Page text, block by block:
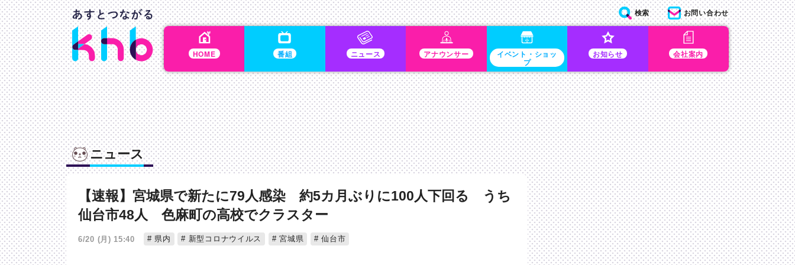
HOME 番組 ニュース アナウンサー イベント・ショッ
プ
お知らせ 会社案内
検索 お問い合わせ
ニュース
【速報】宮城県で新たに79人感染 約5カ月ぶりに100人下回る うち
仙台市48人 色麻町の高校でクラスター
6/20 (月) 15:40 県内 新型コロナウイルス 宮城県 仙台市